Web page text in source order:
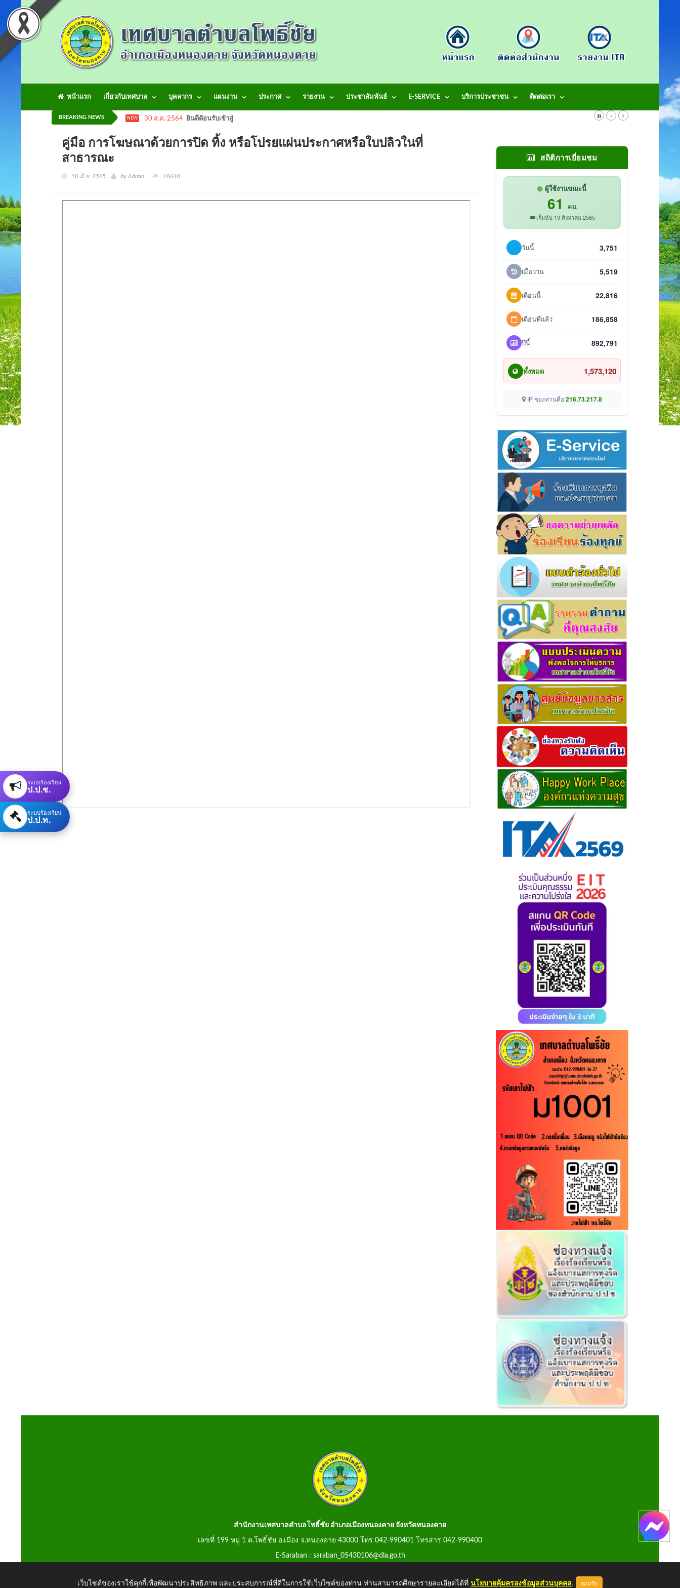
หน้าแรก เกี่ยวกับเทศบาล บุคลากร แผนงาน ประกาศ รายงาน ประชาสัมพันธ์ E-SERVICE บริการประชาชน ติดต่อเรา
BREAKING NEWS NEW 30 ส.ค. 2564 ยินดีต้อนรับเข้าสู่เว็บไซต์ เทศบาลตำบลโพธิ์ชัย
คู่มือ การโฆษณาด้วยการปิด ทิ้ง หรือโปรยแผ่นประกาศหรือใบปลิวในที่
สาธารณะ
10 มิ.ย. 2565 by Admin_ 10640
สถิติการเยี่ยมชม
ผู้ใช้งานขณะนี้
61 คน
เริ่มนับ 19 สิงหาคม 2565
วันนี้ 3,751
เมื่อวาน 5,519
เดือนนี้ 22,816
เดือนที่แล้ว 186,858
ปีนี้ 892,791
ทั้งหมด 1,573,120
IP ของท่านคือ 216.73.217.8
สำนักงานเทศบาลตำบลโพธิ์ชัย อำเภอเมืองหนองคาย จังหวัดหนองคาย
เลขที่ 199 หมู่ 1 ต.โพธิ์ชัย อ.เมือง จ.หนองคาย 43000 โทร 042-990401 โทรสาร 042-990400
E-Saraban : saraban_05430106@dla.go.th
ระบบร้องเรียน
ป.ป.ช.
ระบบร้องเรียน
ป.ป.ท.
เว็บไซต์ของเราใช้คุกกี้เพื่อพัฒนาประสิทธิภาพ และประสบการณ์ที่ดีในการใช้เว็บไซต์ของท่าน ท่านสามารถศึกษารายละเอียดได้ที่ นโยบายคุ้มครองข้อมูลส่วนบุคคล. ยอมรับ